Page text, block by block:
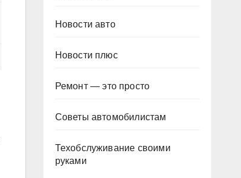
Новости авто
Новости плюс
Ремонт — это просто
Советы автомобилистам
Техобслуживание своими
руками